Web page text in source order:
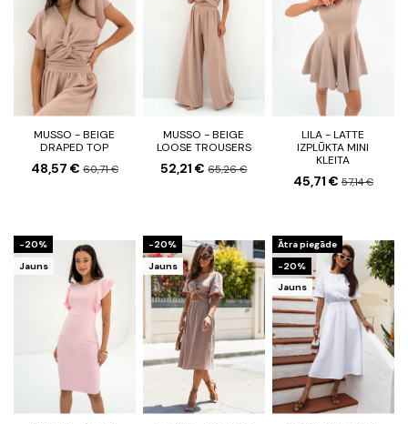
MUSSO - BEIGE
DRAPED TOP
48,57 € 60,71 €
MUSSO - BEIGE
LOOSE TROUSERS
52,21 €65,26 €
LILA - LATTE
IZPLŪKTA MINI
KLEITA
45,71 € 57,14 €
-20%
Jauns
-20%
Jauns
Ātra piegāde
-20%
Jauns